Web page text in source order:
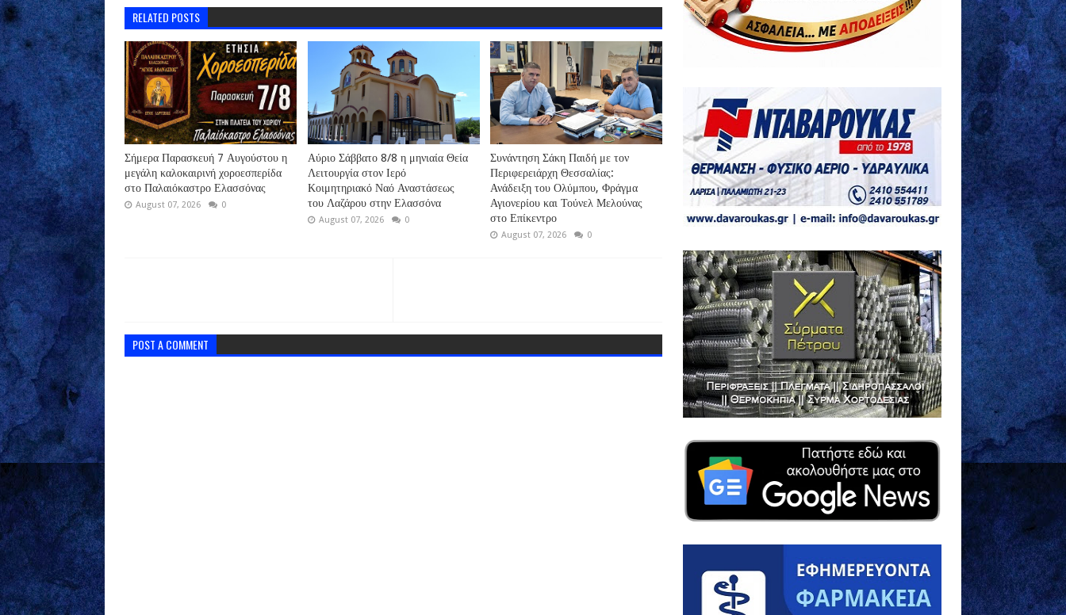
RELATED POSTS
Σήμερα Παρασκευή 7 Αυγούστου η
μεγάλη καλοκαιρινή χοροεσπερίδα
στο Παλαιόκαστρο Ελασσόνας
August 07, 2026 0
Αύριο Σάββατο 8/8 η μηνιαία Θεία
Λειτουργία στον Ιερό
Κοιμητηριακό Ναό Αναστάσεως
του Λαζάρου στην Ελασσόνα
August 07, 2026 0
Συνάντηση Σάκη Παιδή με τον
Περιφερειάρχη Θεσσαλίας:
Ανάδειξη του Ολύμπου, Φράγμα
Αγιονερίου και Τούνελ Μελούνας
στο Επίκεντρο
August 07, 2026 0
POST A COMMENT